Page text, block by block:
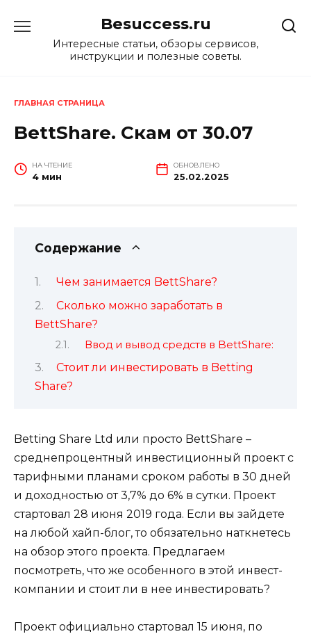
содержанию
Besuccess.ru
Интересные статьи, обзоры сервисов,
инструкции и полезные советы.
ГЛАВНАЯ СТРАНИЦА
BettShare. Скам от 30.07
НА ЧТЕНИЕ
4 мин
ОБНОВЛЕНО
25.02.2025
Содержание
Чем занимается BettShare?
Сколько можно заработать в
BettShare?
Ввод и вывод средств в BettShare:
Стоит ли инвестировать в Betting
Share?
Betting Share Ltd или просто BettShare –
среднепроцентный инвестиционный проект с
тарифными планами сроком работы в 30 дней
и доходностью от 3,7% до 6% в сутки. Проект
стартовал 28 июня 2019 года. Если вы зайдете
на любой хайп-блог, то обязательно наткнетесь
на обзор этого проекта. Предлагаем
посмотреть, что же особенного в этой инвест-
компании и стоит ли в нее инвестировать?
Проект официально стартовал 15 июня, по